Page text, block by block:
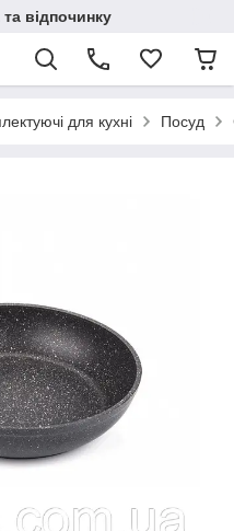
відпочинку
для кухні Посуд